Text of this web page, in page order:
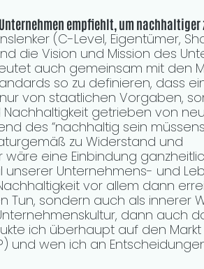
empfiehlt, um nachhaltiger
(C-Level, Eigentümer,
die Vision und Mission des
auch gemeinsam mit den
so zu definieren, dass
von staatlichen Vorgaben,
getrieben von
des “nachhaltig sein
zu Widerstand und
wäre eine Einbindung
Unternehmens- und
vor allem dann
Tun, sondern auch als innerer
dann auch
ich überhaupt auf den
und wen ich an